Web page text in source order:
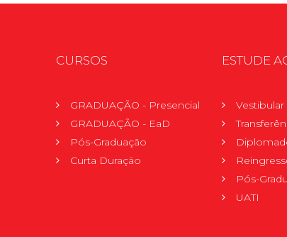
CURSOS
GRADUAÇÃO - Presencial
GRADUAÇÃO - EaD
Pós-Graduação
Curta Duração
ESTUDE
Pós-
UATI